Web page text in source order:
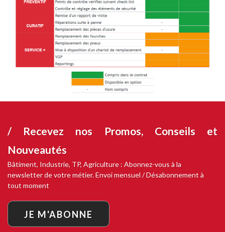
/ Recevez nos Promos, Conseils et
Nouveautés
Bâtiment, Industrie, TP, Agriculture : Abonnez-vous à la
newsletter de votre métier. Envoi mensuel / Désabonnement à
tout moment
JE M'ABONNE